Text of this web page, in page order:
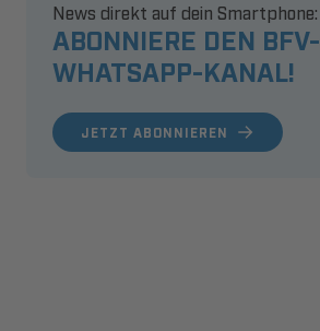
ABONNIERE DEN BFV-
WHATSAPP-KANAL!
News direkt auf dein Smartphone:
JETZT ABONNIEREN